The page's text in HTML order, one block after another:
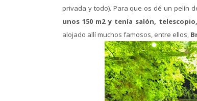
privada y todo). Para que os dé un pelín
unos 150 m2 y tenía salón,
alojado allí muchos famosos, entre ellos,